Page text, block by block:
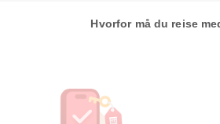
Hvorfor må du reise